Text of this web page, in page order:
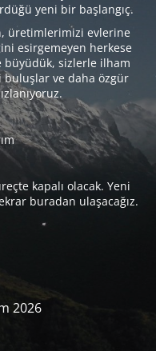
yeni bir başlangıç.
üretimlerimizi evlerine
esirgemeyen herkese
büyüdük, sizlerle ilham
buluşlar ve daha özgür
kapalı olacak. Yeni
buradan ulaşacağız.
2026